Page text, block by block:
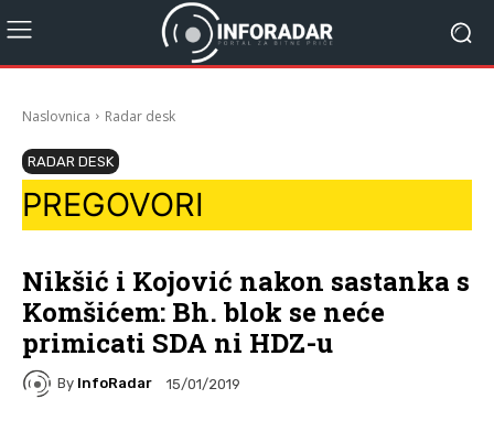
Naslovnica Radar desk
RADAR DESK
PREGOVORI
Nikšić i Kojović nakon sastanka s
Komšićem: Bh. blok se neće
primicati SDA ni HDZ-u
By InfoRadar 15/01/2019